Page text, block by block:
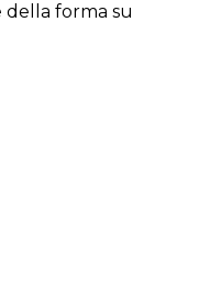
della forma su